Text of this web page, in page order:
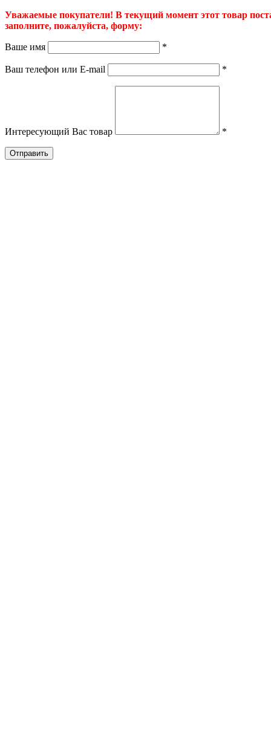
Уважаемые покупатели! В текущий момент этот товар
заполните, пожалуйста, форму:
Ваше имя *
Ваш телефон или E-mail *
Интересующий Вас товар *
Отправить